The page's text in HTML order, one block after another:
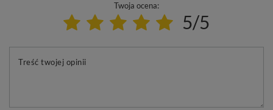
Twoja ocena:
5/5
Treść twojej opinii